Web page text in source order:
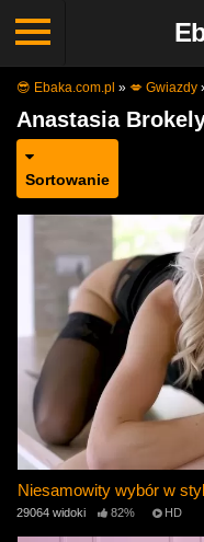
😎 Ebaka.com.pl » 💋 Gwiazdy
Anastasia
Sortowanie
Niesamowity wybór w
29064 widoki 82% HD